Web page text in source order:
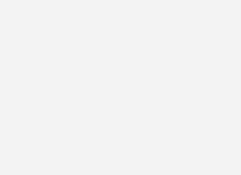
ausgeliefert wurden, was
Lieferungen nach Megawatt bei
war ein Großteil der